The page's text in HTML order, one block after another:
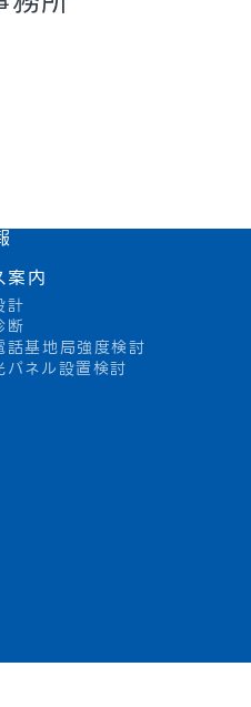
案内
計
断
話基地局強度検討
パネル設置検討